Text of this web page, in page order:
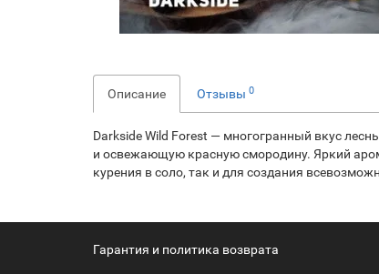
Описание Отзывы 0
Darkside Wild Forest — многогранный вкус
и освежающую красную смородину. Яркий
курения в соло, так и для создания
Гарантия и политика возврата